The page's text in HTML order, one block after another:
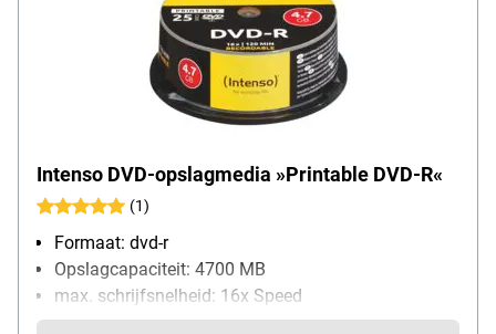
Intenso DVD-opslagmedia »Printable DVD-R«
(1)
Formaat: dvd-r
Opslagcapaciteit: 4700 MB
max. schrijfsnelheid: 16x Speed
Bijzonderheden: met geschikte printer te bedrukken